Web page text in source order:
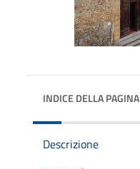
INDICE DELLA PAGINA
Descrizione